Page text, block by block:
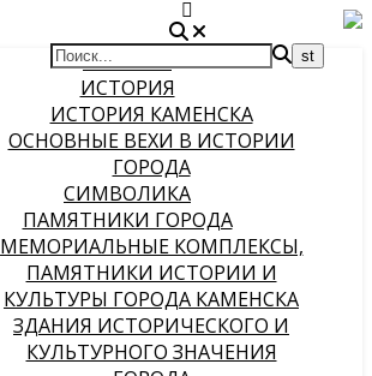
ГЛАВНАЯ
ИСТОРИЯ
ИСТОРИЯ КАМЕНСКА
ОСНОВНЫЕ ВЕХИ В ИСТОРИИ
ГОРОДА
СИМВОЛИКА
ПАМЯТНИКИ ГОРОДА
МЕМОРИАЛЬНЫЕ КОМПЛЕКСЫ,
ПАМЯТНИКИ ИСТОРИИ И
КУЛЬТУРЫ ГОРОДА КАМЕНСКА
ЗДАНИЯ ИСТОРИЧЕСКОГО И
КУЛЬТУРНОГО ЗНАЧЕНИЯ